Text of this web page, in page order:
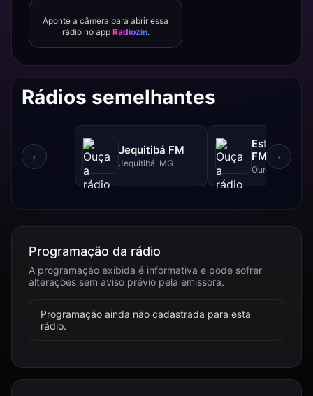
Aponte a câmera para abrir essa
rádio no app Radiozin.
Rádios semelhantes
‹
Jequitibá FM
Jequitibá, MG
Estrada
FM - 102.5
Ouro Branco,
›
Programação da rádio
A programação exibida é informativa e pode sofrer
alterações sem aviso prévio pela emissora.
Programação ainda não cadastrada para esta
rádio.